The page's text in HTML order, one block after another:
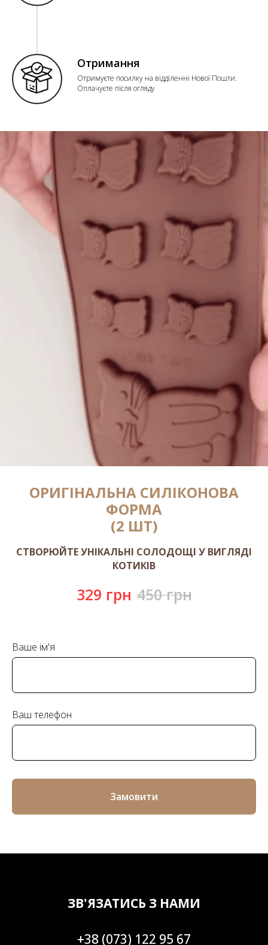
Отримання
Отримуєте посилку на відділенні Нової Пошти.
Оплачуєте після огляду
ОРИГІНАЛЬНА СИЛІКОНОВА
ФОРМА
(2 ШТ)
СТВОРЮЙТЕ УНІКАЛЬНІ СОЛОДОЩІ У ВИГЛЯДІ
КОТИКІВ
329 грн 450 грн
Ваше ім'я
Ваш телефон
Замовити
ЗВ'ЯЗАТИСЬ З НАМИ
+38 (073) 122 95 67